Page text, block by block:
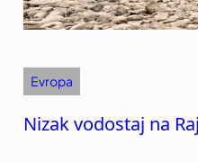
Evropa
Nizak vodostaj na